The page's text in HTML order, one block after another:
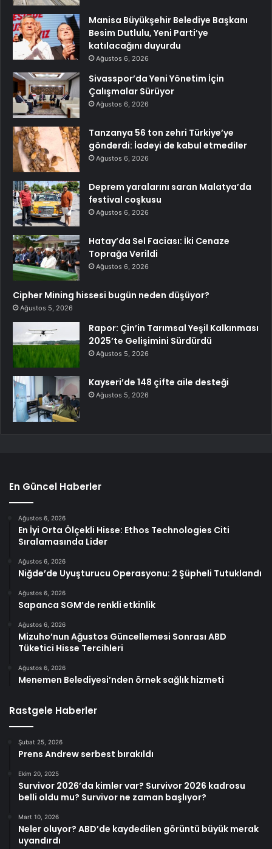
Manisa Büyükşehir Belediye Başkanı
Besim Dutlulu, Yeni Parti’ye
katılacağını duyurdu
Ağustos 6, 2026
Sivasspor’da Yeni Yönetim İçin
Çalışmalar Sürüyor
Ağustos 6, 2026
Tanzanya 56 ton zehri Türkiye’ye
gönderdi: İadeyi de kabul etmediler
Ağustos 6, 2026
Deprem yaralarını saran Malatya’da
festival coşkusu
Ağustos 6, 2026
Hatay’da Sel Faciası: İki Cenaze
Toprağa Verildi
Ağustos 6, 2026
Cipher Mining hissesi bugün neden düşüyor?
Ağustos 5, 2026
Rapor: Çin’in Tarımsal Yeşil Kalkınması
2025’te Gelişimini Sürdürdü
Ağustos 5, 2026
Kayseri’de 148 çifte aile desteği
Ağustos 5, 2026
En Güncel Haberler
Ağustos 6, 2026
En İyi Orta Ölçekli Hisse: Ethos Technologies Citi
Sıralamasında Lider
Ağustos 6, 2026
Niğde’de Uyuşturucu Operasyonu: 2 Şüpheli Tutuklandı
Ağustos 6, 2026
Sapanca SGM’de renkli etkinlik
Ağustos 6, 2026
Mizuho’nun Ağustos Güncellemesi Sonrası ABD
Tüketici Hisse Tercihleri
Ağustos 6, 2026
Menemen Belediyesi’nden örnek sağlık hizmeti
Rastgele Haberler
Şubat 25, 2026
Prens Andrew serbest bırakıldı
Ekim 20, 2025
Survivor 2026’da kimler var? Survivor 2026 kadrosu
belli oldu mu? Survivor ne zaman başlıyor?
Mart 10, 2026
Neler oluyor? ABD’de kaydedilen görüntü büyük merak
uyandırdı